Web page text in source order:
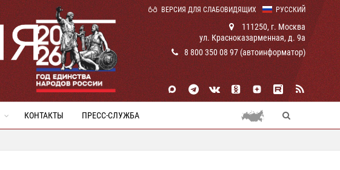
РУССКИЙ
ВЕРСИЯ ДЛЯ СЛАБОВИДЯЩИХ
111250, г. Москва
ул. Красноказарменная, д. 9а
8 800 350 08 97 (автоинформатор)
КОНТАКТЫ ПРЕСС-СЛУЖБА